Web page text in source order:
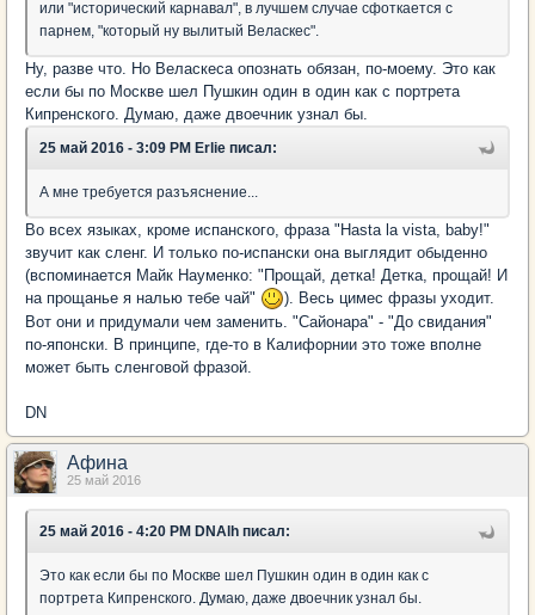
или "исторический карнавал", в лучшем случае сфоткается с
парнем, "который ну вылитый Веласкес".
Ну, разве что. Но Веласкеса опознать обязан, по-моему. Это как
если бы по Москве шел Пушкин один в один как с портрета
Кипренского. Думаю, даже двоечник узнал бы.
25 май 2016 - 3:09 PM Erlie писал:
А мне требуется разъяснение...
Во всех языках, кроме испанского, фраза "Hasta la vista, baby!"
звучит как сленг. И только по-испански она выглядит обыденно
(вспоминается Майк Науменко: "Прощай, детка! Детка, прощай! И
на прощанье я налью тебе чай"
). Весь цимес фразы уходит.
Вот они и придумали чем заменить. "Сайонара" - "До свидания"
по-японски. В принципе, где-то в Калифорнии это тоже вполне
может быть сленговой фразой.
DN
Афина
25 май 2016
25 май 2016 - 4:20 PM DNAlh писал:
Это как если бы по Москве шел Пушкин один в один как с
портрета Кипренского. Думаю, даже двоечник узнал бы.